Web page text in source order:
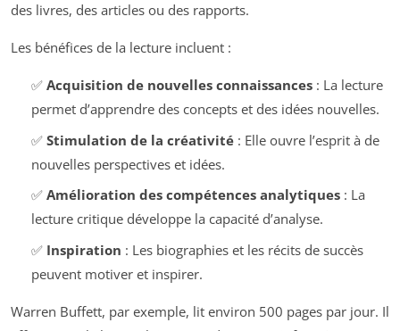
des livres, des articles ou des rapports.
Les bénéfices de la lecture incluent :
✅ Acquisition de nouvelles connaissances: La lecture
permet d’apprendre des concepts et des idées nouvelles.
✅ Stimulation de la créativité: Elle ouvre l’esprit à de
nouvelles perspectives et idées.
✅ Amélioration des compétences analytiques: La
lecture critique développe la capacité d’analyse.
✅ Inspiration : Les biographies et les récits de succès
peuvent motiver et inspirer.
Warren Buffett, par exemple, lit environ 500 pages par jour. Il